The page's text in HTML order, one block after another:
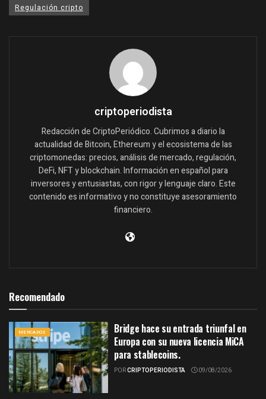
Regulación cripto
criptoperiodista
Redacción de CriptoPeriódico. Cubrimos a diario la
actualidad de Bitcoin, Ethereum y el ecosistema de las
criptomonedas: precios, análisis de mercado, regulación,
DeFi, NFT y blockchain. Información en español para
inversores y entusiastas, con rigor y lenguaje claro. Este
contenido es informativo y no constituye asesoramiento
financiero.
Recomendado
MERCADOS
Bridge hace su entrada triunfal en
Europa con su nueva licencia MiCA
para stablecoins.
PORCRIPTOPERIODISTA 09/08/2026